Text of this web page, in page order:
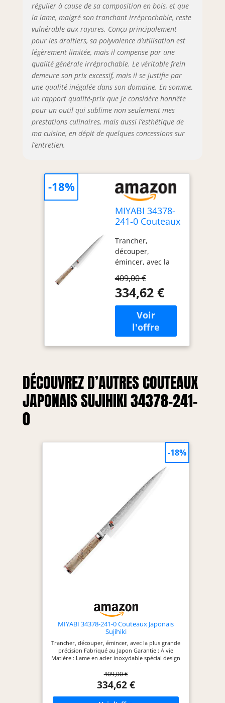
régulier à cause de sa composition en bois, et que
la lame, malgré son tranchant irréprochable, reste
vulnérable aux rayures. Conçu principalement
pour les droitiers, sa polyvalence d’utilisation est
légèrement limitée, mais il compense par une
qualité générale irréprochable. Le véritable frein
demeure son prix excessif, mais il se justifie par
une qualité inégalée dans son domaine. En somme,
un rapport qualité-prix que je considère honnête
pour un outil qui sublime non seulement mes
prestations culinaires, mais aussi l’esthétique de
ma cuisine, en dépit de quelques concessions sur
l’entretien.
MIYABI 34378-
241-0 Couteaux
Sujihiki
Trancher,
découper,
émincer, avec la
précision Fabriqué
au Japon Garantie :
A vie Matière :
Lame en acier
inoxydable spécial
design damas 101
couches, manche
bouleau
Dimensions : 24
cm
409,00 €
334,62 €
-18%
DÉCOUVREZ D’AUTRES COUTEAUX
JAPONAIS SUJIHIKI 34378-241-
0
MIYABI 34378-241-0 Couteaux Japonais
Sujihiki
Trancher, découper, émincer, avec la plus grande
précision Fabriqué au Japon Garantie : A vie
Matière : Lame en acier inoxydable spécial design
de D en bouleau Dimensions : 24 cm
409,00 €
334,62 €
-18%